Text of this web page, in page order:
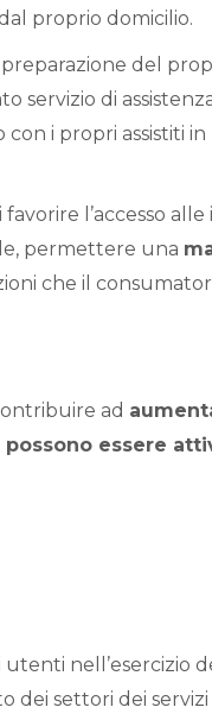
proprio domicilio.
del
di
i propri assistiti
l’accesso
permettere una
che il
ad
essere
utenti nell’esercizio
dei settori dei